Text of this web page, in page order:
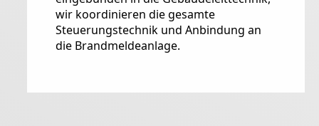
wir koordinieren die gesamte
Steuerungstechnik und Anbindung an
die Brandmeldeanlage.